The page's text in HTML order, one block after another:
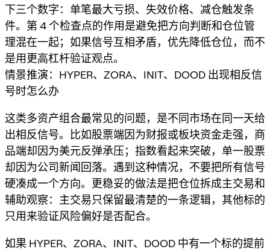
下三个数字：单笔最大亏损、失效价格、减仓触发条
件。第 4 个检查点的作用是避免把方向判断和仓位管
理混在一起；如果信号互相矛盾，优先降低仓位，而不
是用更高杠杆验证观点。
情景推演：HYPER、ZORA、INIT、DOOD 出现相反信
号时怎么办
这类多资产组合最常见的问题，是不同市场在同一天给
出相反信号。比如股票端因为财报或板块资金走强，商
品端却因为美元反弹承压；指数看起来突破，单一股票
却因为公司新闻回落。遇到这种情况，不要把所有信号
硬凑成一个方向。更稳妥的做法是把仓位拆成主交易和
辅助观察：主交易只保留最清楚的一条逻辑，其他标的
只用来验证风险偏好是否配合。
如果 HYPER、ZORA、INIT、DOOD 中有一个标的提前